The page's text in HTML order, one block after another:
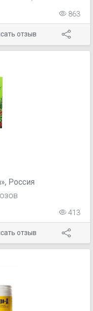
в кишечнике и
863
отзыв
Россия
413
отзыв